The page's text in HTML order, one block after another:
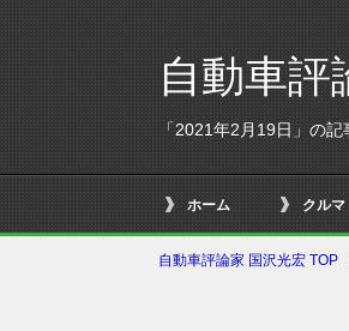
自動車評
「2021年2月19日」の記
ホーム クルマ
自動車評論家 国沢光宏 TOP